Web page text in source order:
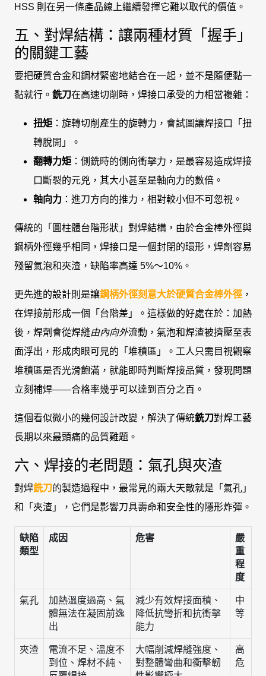
HSS 則在另一條產品線上繼續發揮它難以取代的價值。
五、對焊結構：讓兩種材質「握手」
的關鍵工藝
要把硬質合金和鋼材緊密地結合在一起，並不是隨便黏一
黏就行。 銑刀在高速切削時，焊接口承受的力相當複雜：
扭矩 ：旋轉切削產生的旋轉力，會試圖讓焊接口「扭
轉脫開」。
翻轉力矩 ：側銑時的側向衝擊力，是最容易造成焊接
口斷裂的元兇，其大小甚至是軸向力的數倍。
軸向力 ：進刀方向的推力，相對較小但不可忽視。
傳統的「圓柱體台階形狀」對焊結構，由於合金棒外徑與
鋼柄外徑幾乎相同，焊接口是一個封閉的環形，焊劑容易
殘留氣泡和夾渣，缺陷率高達 5%～10%。
更先進的設計則是讓鋼柄外徑刻意大於硬質合金棒外徑 ，
在焊接前形成一個「台階差」。這樣做的好處在於：加熱
後，焊劑會從焊縫由內向外流動，氣泡和焊渣被擠壓至表
面浮出，形成肉眼可見的「堆積區」。工人只需目視觀察
堆積區是否光滑飽滿，就能即時判斷焊接品質，發現問題
立刻補焊——合格率幾乎可以達到百分之百。
這個看似微小的幾何設計改變，解決了傳統銑刀對焊工藝
長期以來最頭痛的品質難題。
六、焊接的老問題：氣孔與夾渣
對焊銑刀的製造過程中，最常見的兩大天敵就是「氣孔」
和「夾渣」，它們是影響刀具壽命和安全性的隱形炸彈。
缺陷
類型
成因 危害
嚴
重
程
度
氣孔
加熱溫度過高、氣
體無法在凝固前逸
出
減少有效焊接面積、
降低抗彎折和抗衝擊
能力
中
等
夾渣
電流不足、溫度不
到位、焊材不純、
大幅削減焊縫強度、
對整體彎曲和衝擊韌
高
危